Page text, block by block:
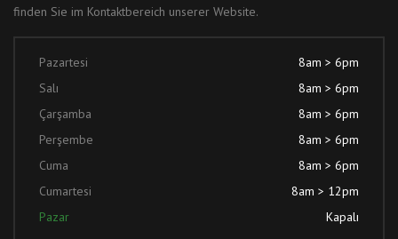
finden Sie im Kontaktbereich unserer Website.
Pazartesi
8am > 6pm
Salı
8am > 6pm
Çarşamba
8am > 6pm
Perşembe
8am > 6pm
Cuma
8am > 6pm
Cumartesi
8am > 12pm
Pazar
Kapalı